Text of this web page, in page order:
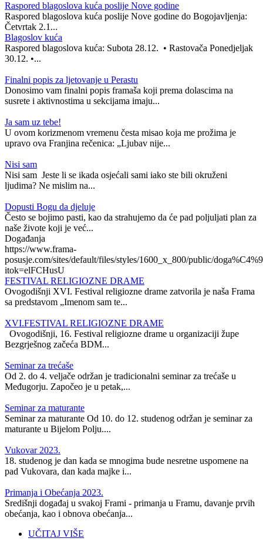
Raspored blagoslova kuća poslije Nove godine
Raspored blagoslova kuća poslije Nove godine do Bogojavljenja:
Četvrtak 2.1...
Blagoslov kuća
Raspored blagoslova kuća: Subota 28.12. • Rastovača Ponedjeljak
30.12. •...
Finalni popis za ljetovanje u Perastu
Donosimo vam finalni popis framaša koji prema dolascima na
susrete i aktivnostima u sekcijama imaju...
Ja sam uz tebe!
U ovom korizmenom vremenu česta misao koja me prožima je
upravo ova Franjina rečenica: „Ljubav nije...
Nisi sam
Nisi sam Jeste li se ikada osjećali sami iako ste bili okruženi
ljudima? Ne mislim na...
Dopusti Bogu da djeluje
Često se bojimo pasti, kao da strahujemo da će pad poljuljati plan za
naše živote koji je već...
Događanja
https://www.frama-
posusje.com/sites/default/files/styles/1600_x_800/public/
itok=elFCHusU
FESTIVAL RELIGIOZNE DRAME
Ovogodišnji XVI. Festival religiozne drame zatvorila je naša Frama
sa predstavom „Imenom sam te...
XVI.FESTIVAL RELIGIOZNE DRAME
Ovogodišnji, 16. Festival religiozne drame u organizaciji župe
Bezgrješnog začeća BDM...
Seminar za trećaše
Od 2. do 4. veljače održan je tradicionalni seminar za trećaše u
Međugorju. Započeo je u petak,...
Seminar za maturante
Seminar za maturante Od 10. do 12. studenog održan je seminar za
maturante u Bijelom Polju....
Vukovar 2023.
18. studenog je dan kada se mnogima bude nesretne uspomene na
pad Vukovara, dan kada majke i...
Primanja i Obećanja 2023.
Središnji događaj u svakoj Frami - primanja u Framu, davanje prvih
obećanja, kao i obnova obećanja...
UČITAJ VIŠE